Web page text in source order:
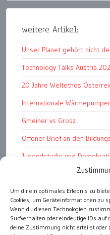
Um dir ein optimales Erlebnis zu
Cookies, um Geräteinformationen zu
Wenn du diesen Technologien
Surfverhalten oder eindeutige IDs auf
deine Zustimmung nicht erteilst oder
weitere Artikel:
Unser Planet gehört nicht
Technology Talks Austria
20 Jahre Weltethos
Internationale
Gmeiner vs Grosz
Offener Brief an den
Jugendstudie und
Solschenizyn, Dugin und
Finanzindustrie manipuliert
Chemtrails Contrails